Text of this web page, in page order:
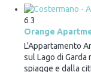
6 3
Orange
L'Appartamento
sul Lago di
spiagge e dalla